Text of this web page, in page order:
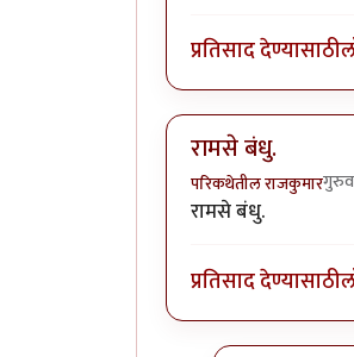
प्रतिसाद देण्यासाठी
रामसे बंधु.
परिकथेतील राजकुमार
रामसे बंधु.
प्रतिसाद देण्यासाठी